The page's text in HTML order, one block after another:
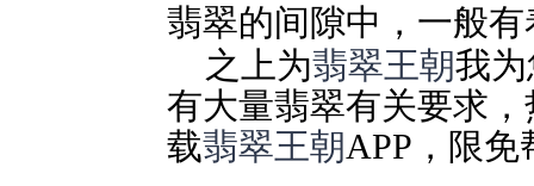
翡翠的间隙中，一般
之上为翡翠王朝我
有大量翡翠有关要求
载翡翠王朝APP，限